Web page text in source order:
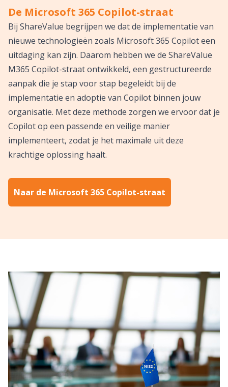
De Microsoft 365 Copilot-straat
Bij ShareValue begrijpen we dat de implementatie van
nieuwe technologieën zoals Microsoft 365 Copilot een
uitdaging kan zijn. Daarom hebben we de ShareValue
M365 Copilot-straat ontwikkeld, een gestructureerde
aanpak die je stap voor stap begeleidt bij de
implementatie en adoptie van Copilot binnen jouw
organisatie. Met deze methode zorgen we ervoor dat je
Copilot op een passende en veilige manier
implementeert, zodat je het maximale uit deze
krachtige oplossing haalt.
Naar de Microsoft 365 Copilot-straat